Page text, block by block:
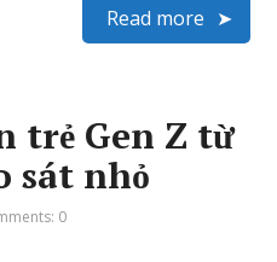
Read more
trẻ Gen Z từ
sát nhỏ
0